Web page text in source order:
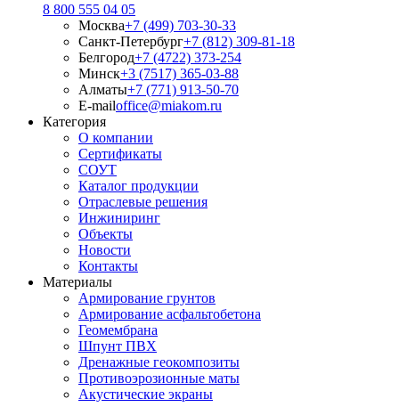
8 800 555 04 05
Москва+7 (499) 703-30-33
Санкт-Петербург+7 (812) 309-81-18
Белгород+7 (4722) 373-254
Минск+3 (7517) 365-03-88
Алматы+7 (771) 913-50-70
E-mailoffice@miakom.ru
Категория
О компании
Сертификаты
СОУТ
Каталог продукции
Отраслевые решения
Инжиниринг
Объекты
Новости
Контакты
Материалы
Армирование грунтов
Армирование асфальтобетона
Геомембрана
Шпунт ПВХ
Дренажные геокомпозиты
Противоэрозионные маты
Акустические экраны